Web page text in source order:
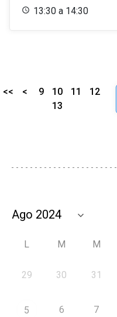
13:30 a 14:30
<< < 9 10 11
12
13
L M M
29 30 31
5 6 7